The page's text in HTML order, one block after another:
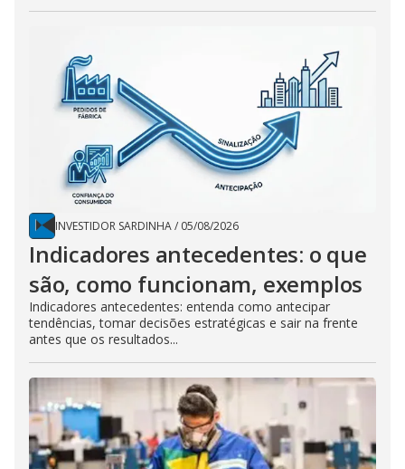
INVESTIDOR SARDINHA/ 05/08/2026
Indicadores antecedentes: o que
são, como funcionam, exemplos
Indicadores antecedentes: entenda como antecipar
tendências, tomar decisões estratégicas e sair na frente
antes que os resultados...